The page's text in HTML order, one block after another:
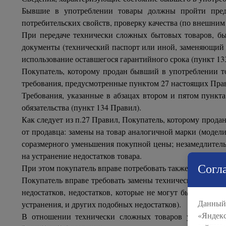
Данный
Бывшие в употреблении товары должны пройти
потребительских свойств, проверку качества (по
При передаче технически сложных бытовых товаров,
документы (технический паспорт или иной,
использование оставшегося гарантийного срока (пункт
Покупатель, которому продан бывший в употреблении
требования, предусмотренные пунктом 27 настоящих
Требования, указанные в абзацах втором и пятом
обязательства (пункт 134 Правил).
Как следует из п.27 Правил, Покупатель, которому
от продавца: замены на товар аналогичной марки
соразмерного уменьшения покупной цены;
на устранение недостатков товара.
При этом покупатель вправе потребовать также
Покупатель вправе требовать замены технически
недостатков, недостатков, которые не могут быть
устранения, и других подобных недостатков).
В отношении технически сложных товаров указанное